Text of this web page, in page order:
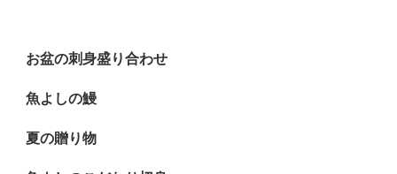
お盆の刺身盛り合わせ
魚よしの鰻
夏の贈り物